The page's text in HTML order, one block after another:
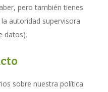
pero también tienes
autoridad supervisora
datos).
sobre nuestra política